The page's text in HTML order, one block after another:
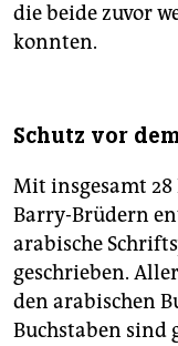
die beide zuvor
konnten.
Schutz vor
Mit insgesamt
Barry-Brüdern
arabische
geschrieben.
den arabischen
Buchstaben